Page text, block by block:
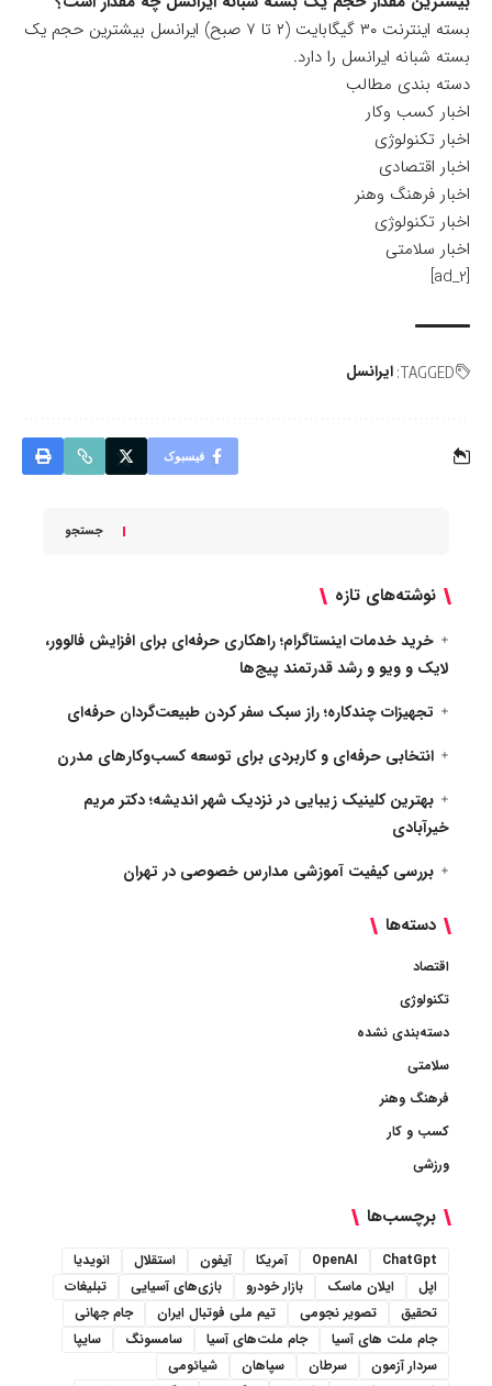
بسته اینترنت ۳۰ گیگابایت (۲ تا ۷ صبح) ایرانسل بیشترین حجم یک
بسته شبانه ایرانسل را دارد.
دسته بندی مطالب
اخبار کسب وکار
اخبار تکنولوژی
اخبار اقتصادی
اخبار فرهنگ وهنر
اخبار تکنولوژی
اخبار سلامتی
[ad_2]
TAGGED: ایرانسل
فیسبوک
جستجو
نوشته‌های تازه
خرید خدمات اینستاگرام؛ راهکاری حرفه‌ای برای افزایش فالوور،
لایک و ویو و رشد قدرتمند پیج‌ها
تجهیزات چندکاره؛ راز سبک سفر کردن طبیعت‌گردان حرفه‌ای
انتخابی حرفه‌ای و کاربردی برای توسعه کسب‌وکارهای مدرن
بهترین کلینیک زیبایی در نزدیک شهر اندیشه؛ دکتر مریم
خیرآبادی
بررسی کیفیت آموزشی مدارس خصوصی در تهران
دسته‌ها
اقتصاد
تکنولوژی
دسته‌بندی نشده
سلامتی
فرهنگ وهنر
کسب و کار
ورزشی
برچسب‌ها
ChatGpt
OpenAI آمریکا آیفون استقلال
انویدیا
اپل
ایلان ماسک بازار خودرو بازی‌های آسیایی
تبلیغات
تحقیق
تصویر نجومی تیم ملی فوتبال ایران
جام جهانی
جام ملت های آسیا
جام ملت‌های آسیا سامسونگ
سایپا
سردار آزمون
سرطان سپاهان
شیائومی